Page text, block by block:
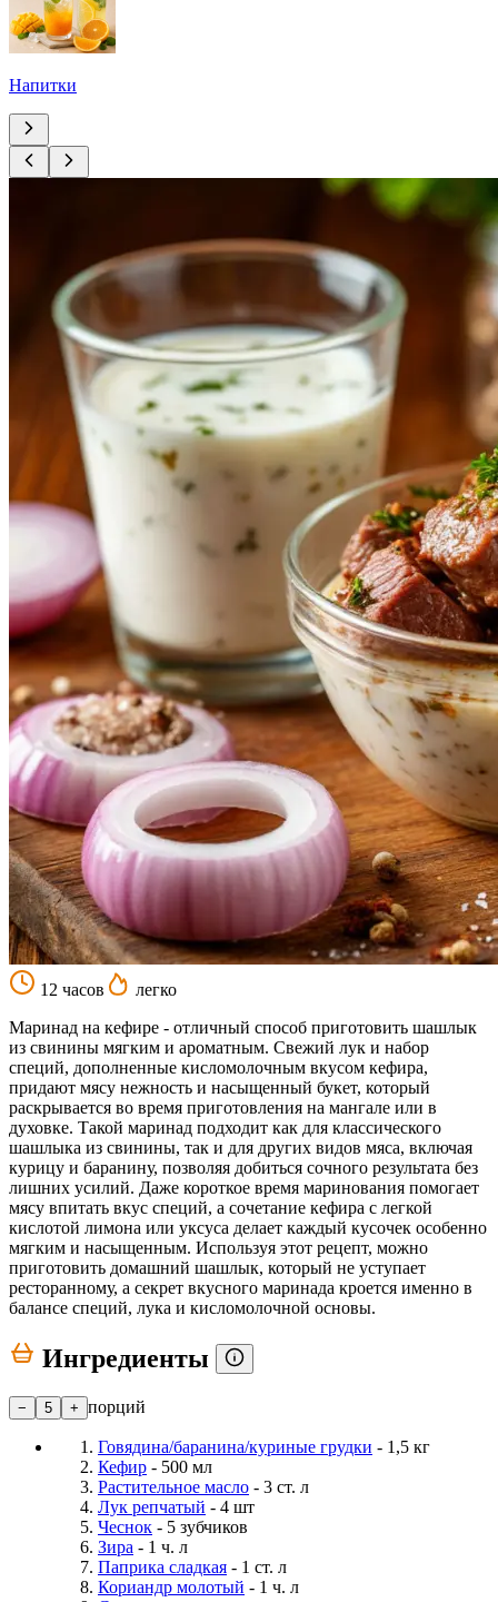
Напитки
12 часов
легко
Маринад на кефире - отличный способ приготовить шашлык
из свинины мягким и ароматным. Свежий лук и набор
специй, дополненные кисломолочным вкусом кефира,
придают мясу нежность и насыщенный букет, который
раскрывается во время приготовления на мангале или в
духовке. Такой маринад подходит как для классического
шашлыка из свинины, так и для других видов мяса, включая
курицу и баранину, позволяя добиться сочного результата без
лишних усилий. Даже короткое время маринования помогает
мясу впитать вкус специй, а сочетание кефира с легкой
кислотой лимона или уксуса делает каждый кусочек особенно
мягким и насыщенным. Используя этот рецепт, можно
приготовить домашний шашлык, который не уступает
ресторанному, а секрет вкусного маринада кроется именно в
балансе специй, лука и кисломолочной основы.
Ингредиенты
− 5 + порций
Говядина/баранина/куриные грудки - 1,5 кг
Кефир - 500 мл
Растительное масло - 3 ст. л
Лук репчатый - 4 шт
Чеснок - 5 зубчиков
Зира - 1 ч. л
Паприка сладкая - 1 ст. л
Кориандр молотый - 1 ч. л